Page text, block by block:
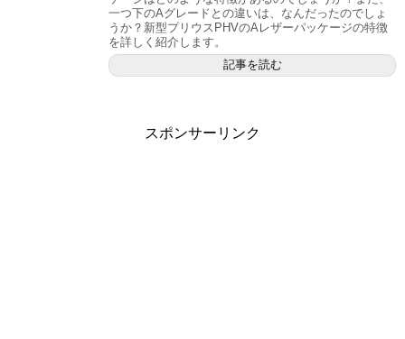
一つ下のAグレードとの違いは、なんだったのでしょ
うか？新型プリウスPHVのAレザーパッケージの特徴
を詳しく紹介します。
記事を読む
スポンサーリンク